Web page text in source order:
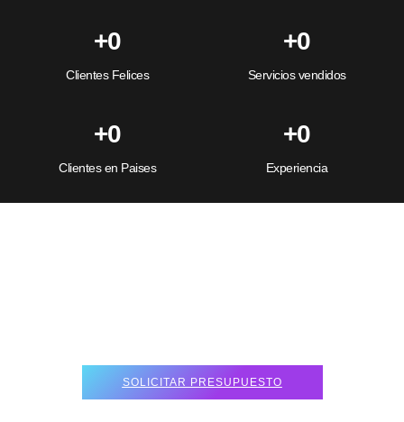
Clientes Felices
+0
Servicios vendidos
+0
Clientes en Paises
+0
Experiencia
+0
SOLICITAR PRESUPUESTO